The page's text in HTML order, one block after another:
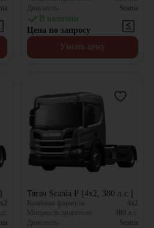
Двигатель:
Scania
В наличии
Цена по запросу
Узнать цену
Тягач Scania P [4x2, 380 л.с.]
Колёсная формула:
4x2
Мощность двигателя:
380 л.с.
Двигатель:
Scania